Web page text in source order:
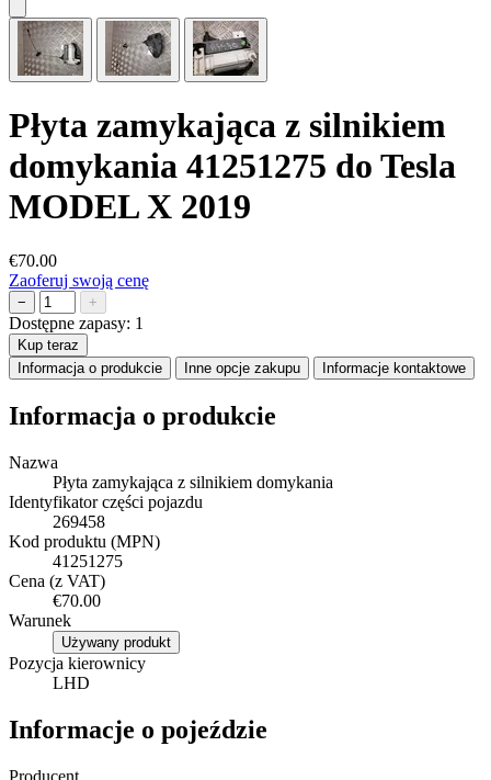
Płyta zamykająca z silnikiem
domykania 41251275 do Tesla
MODEL X 2019
€70.00
Zaoferuj swoją cenę
− +
Dostępne zapasy: 1
Kup teraz
Informacja o produkcie
Inne opcje zakupu Informacje kontaktowe
Informacja o produkcie
Nazwa
Płyta zamykająca z silnikiem domykania
Identyfikator części pojazdu
269458
Kod produktu (MPN)
41251275
Cena (z VAT)
€70.00
Warunek
Używany produkt
Pozycja kierownicy
LHD
Informacje o pojeździe
Producent